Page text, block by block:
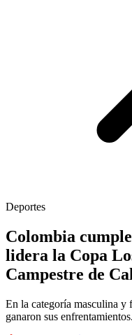
Deportes
Colombia
lidera la Copa
Campestre de
En la categoría masculina y
ganaron sus enfrentamientos.